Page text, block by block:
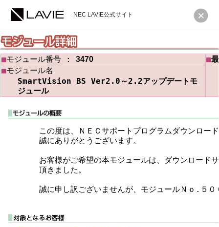
NEC LAVIE公式サイト